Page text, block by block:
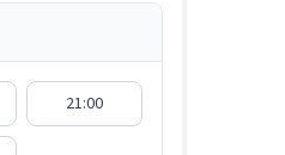
21:00